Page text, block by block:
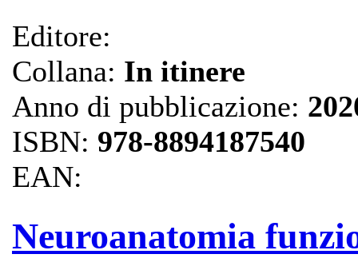
Editore:
Collana: In itinere
Anno di pubblicazione:
ISBN: 978-8894187540
EAN:
Neuroanatomia